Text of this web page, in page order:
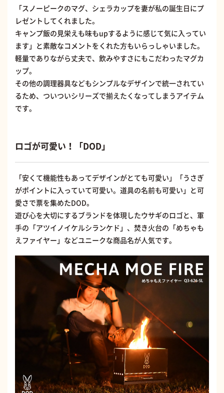
「スノーピークのマグ、シェラカップを妻が私の誕生日にプ
レゼントしてくれました。
キャンプ飯の見栄えも味もupするように感じて気に入ってい
ます」と素敵なコメントをくれた方もいらっしゃいました。
軽量でありながら丈夫で、飲みやすさにもこだわったマグカ
ップ。
その他の調理器具などもシンプルなデザインで統一されてい
るため、ついついシリーズで揃えたくなってしまうアイテム
です。
ロゴが可愛い！「DOD」
「安くて機能性もあってデザインがとても可愛い」「うさぎ
がポイントに入っていて可愛い。道具の名前も可愛い」と可
愛さで票を集めたDOD。
遊び心を大切にするブランドを体現したウサギのロゴと、軍
手の「アツイノイケルシランケド」、焚き火台の「めちゃも
えファイヤー」などユニークな商品名が人気です。